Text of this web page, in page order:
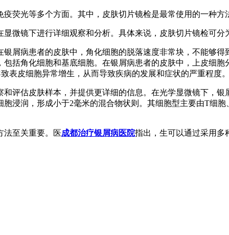
荧光等多个方面。其中，皮肤切片镜检是最常使用的一种方
微镜下进行详细观察和分析。具体来说，皮肤切片镜检可
屑病患者的皮肤中，角化细胞的脱落速度非常块，不能够
括角化细胞和基底细胞。在银屑病患者的皮肤中，上皮细
表皮细胞异常增生，从而导致疾病的发展和症状的严重程度
评估皮肤样本，并提供更详细的信息。在光学显微镜下，
浸润，形成小于2毫米的混合物状则。其细胞型主要由T细
法至关重要。医成都治疗银屑病医院指出，生可以通过采用多